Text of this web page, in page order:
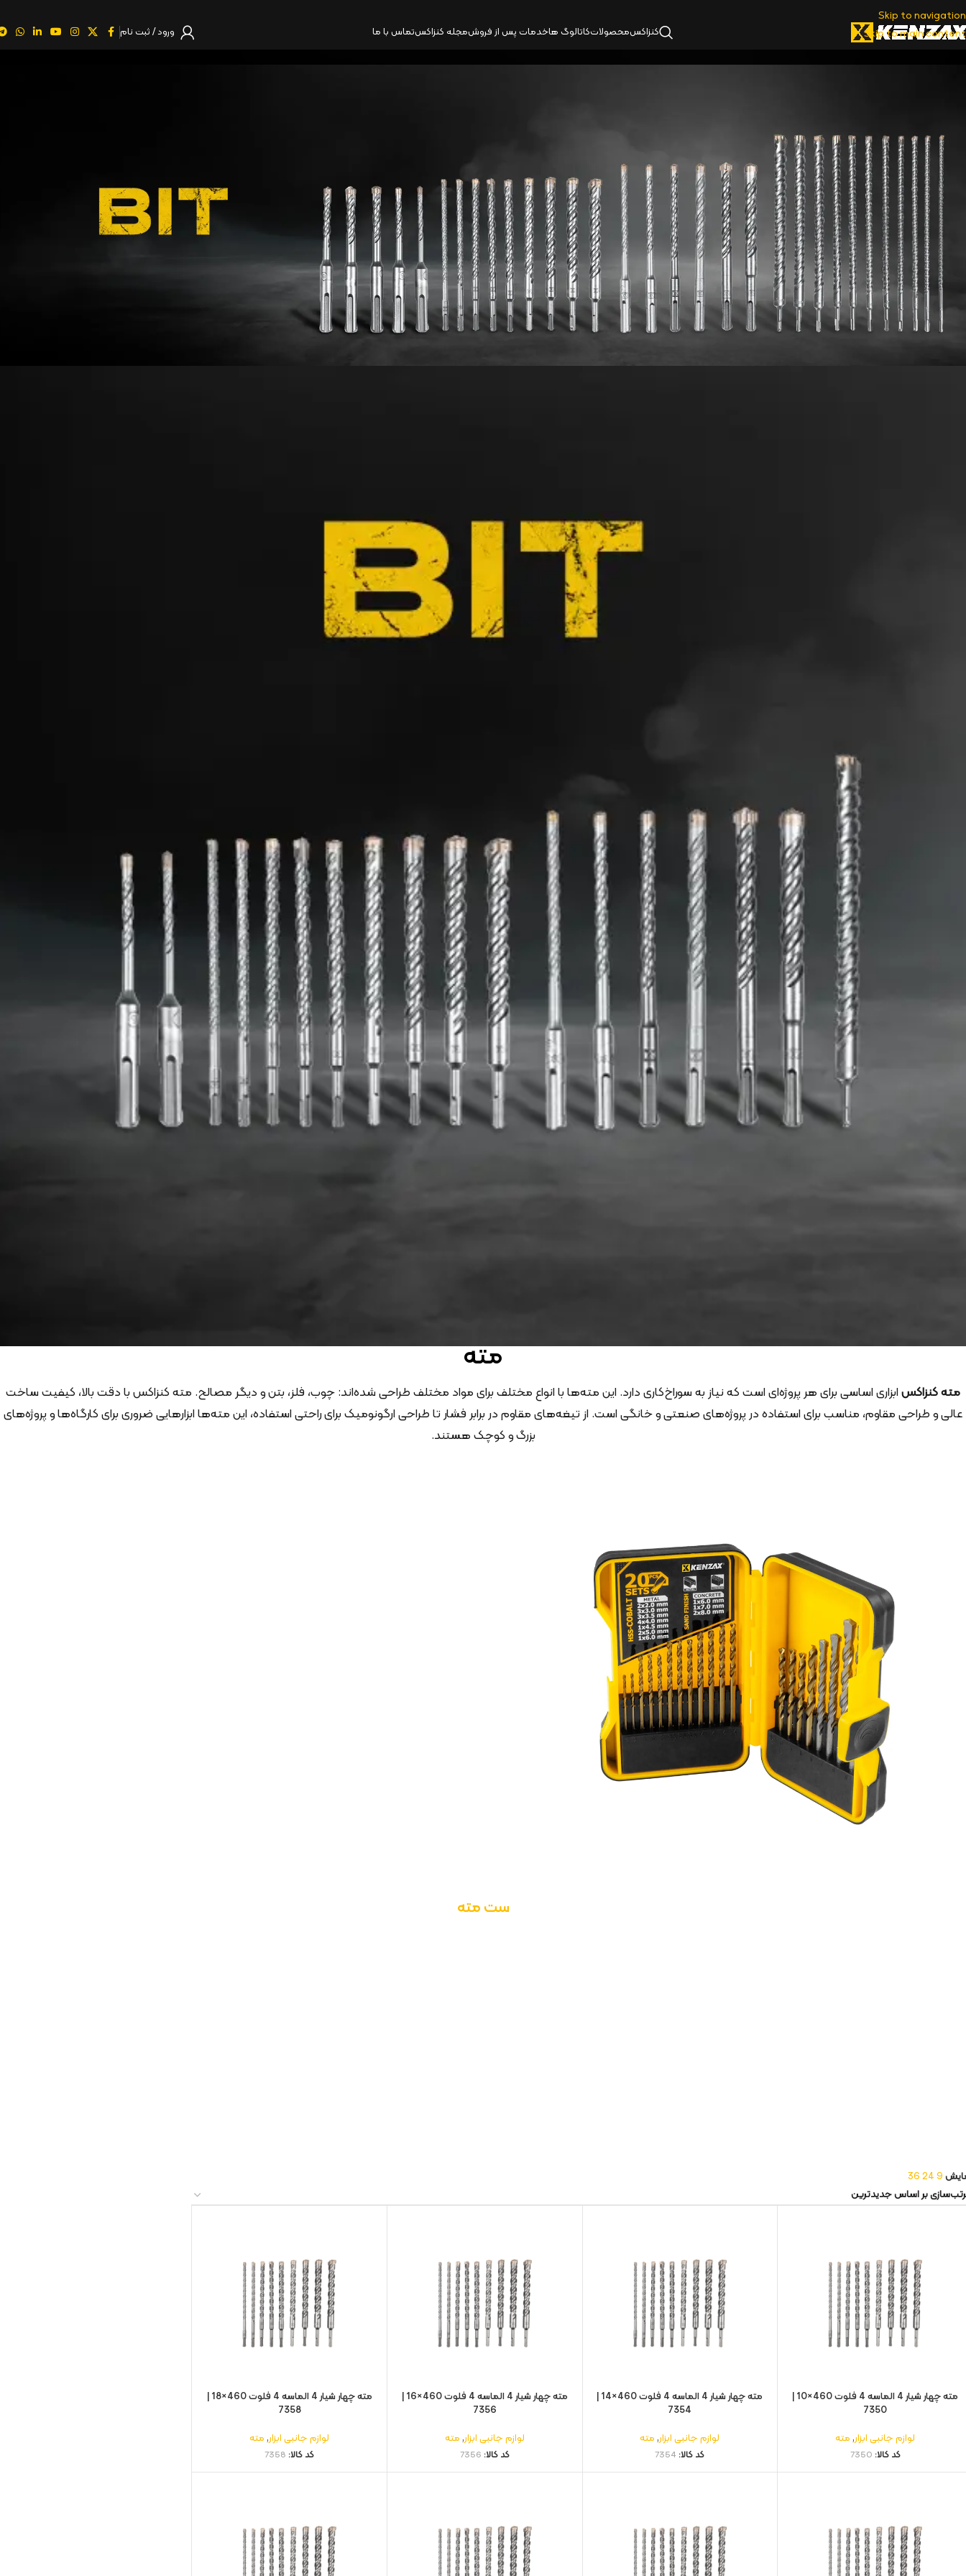
Skip to navigation
Skip to main content
کنزاکسمحصولاتکاتالوگ‌ هاخدمات پس از فروشمجله کنزاکستماس با ما ورود / ثبت نام
مته
مته کنزاکسابزاری اساسی برای هر پروژه‌ای است که نیاز به سوراخ‌کاری دارد. این مته‌ها با انواع مختلف برای مواد مختلف طراحی شده‌اند: چوب، فلز، بتن و دیگر مصالح. مته کنزاکس با دقت بالا، کیفیت ساخت
عالی و طراحی مقاوم، مناسب برای استفاده در پروژه‌های صنعتی و خانگی است. از تیغه‌های مقاوم در برابر فشار تا طراحی ارگونومیک برای راحتی استفاده، این مته‌ها ابزارهایی ضروری برای کارگاه‌ها و پروژه‌های
بزرگ و کوچک هستند.
ست مته
9
24
36
مته چهار شیار 4 الماسه 4 فلوت 460×10 |
7350
لوازم جانبی ابزار,مته
کد کالا: 7350
مته چهار شیار 4 الماسه 4 فلوت 460×14 |
7354
لوازم جانبی ابزار,مته
کد کالا: 7354
مته چهار شیار 4 الماسه 4 فلوت 460×16 |
7356
لوازم جانبی ابزار,مته
کد کالا: 7356
مته چهار شیار 4 الماسه 4 فلوت 460×18 |
7358
لوازم جانبی ابزار,مته
کد کالا: 7358